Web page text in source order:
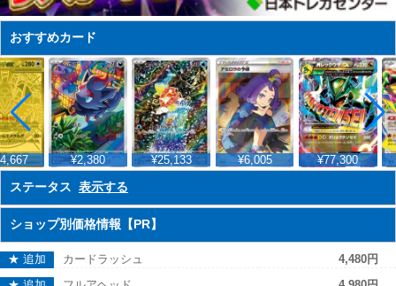
おすすめカード
¥2,380 ¥25,133 ¥6,005 ¥77,300
ステータス 表示する
ショップ別価格情報【PR】
★ 追加 カードラッシュ
4,480円